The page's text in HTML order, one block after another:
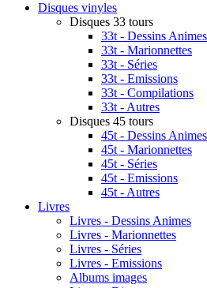
Disques vinyles
Disques 33 tours
33t - Dessins Animes
33t - Marionnettes
33t - Séries
33t - Emissions
33t - Compilations
33t - Autres
Disques 45 tours
45t - Dessins Animes
45t - Marionnettes
45t - Séries
45t - Emissions
45t - Autres
Livres
Livres - Dessins Animes
Livres - Marionnettes
Livres - Séries
Livres - Emissions
Albums images